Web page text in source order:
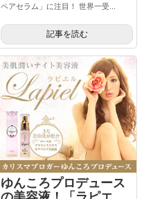
ペアセラム」に注目！ 世界一受...
記事を読む
ゆんころプロデュース